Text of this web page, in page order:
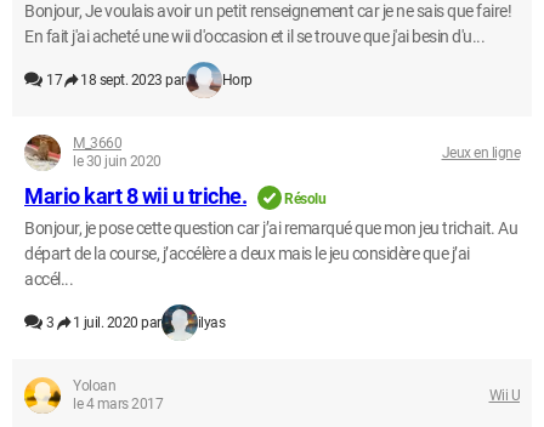
Bonjour, Je voulais avoir un petit renseignement car je ne sais que faire!
En fait j'ai acheté une wii d'occasion et il se trouve que j'ai besin d'u...
17 18 sept. 2023 par Horp
M_3660
le 30 juin 2020
Jeux en ligne
Mario kart 8 wii u triche. Résolu
Bonjour, je pose cette question car j’ai remarqué que mon jeu trichait. Au
départ de la course, j’accélère a deux mais le jeu considère que j’ai
accél...
3 1 juil. 2020 par ilyas
Yoloan
le 4 mars 2017
Wii U